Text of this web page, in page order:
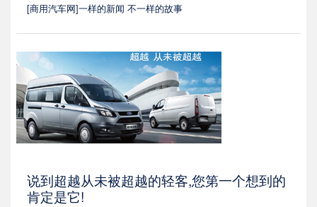
[商用汽车网]一样的新闻 不一样的故事
说到超越从未被超越的轻客,您第一个想到的
肯定是它!